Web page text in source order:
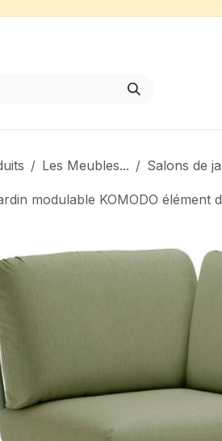
Les Meubles... Salons de
modulable KOMODO élément